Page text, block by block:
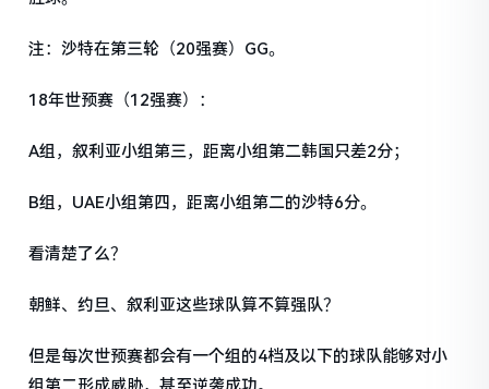
注：沙特在第三轮（20强赛）GG。
18年世预赛（12强赛）：
A组，叙利亚小组第三，距离小组第二韩国只差2分；
B组，UAE小组第四，距离小组第二的沙特6分。
看清楚了么？
朝鲜、约旦、叙利亚这些球队算不算强队？
但是每次世预赛都会有一个组的4档及以下的球队能够对小